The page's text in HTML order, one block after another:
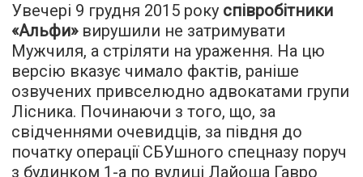
Увечері 9 грудня 2015 року співробітники
«Альфи»вирушили не затримувати
Мужчиля, а стріляти на ураження. На цю
версію вказує чимало фактів, раніше
озвучених привселюдно адвокатами групи
Лісника. Починаючи з того, що, за
свідченнями очевидців, за півдня до
початку операції СБУшного спецназу поруч
з будинком 1-а по вулиці Лайоша Гавро